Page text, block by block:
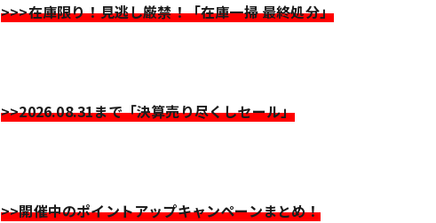
>>>在庫限り！見逃し厳禁！「在庫一掃 最終処分」
>>2026.08.31まで「決算売り尽くしセール」
>>開催中のポイントアップキャンペーンまとめ！